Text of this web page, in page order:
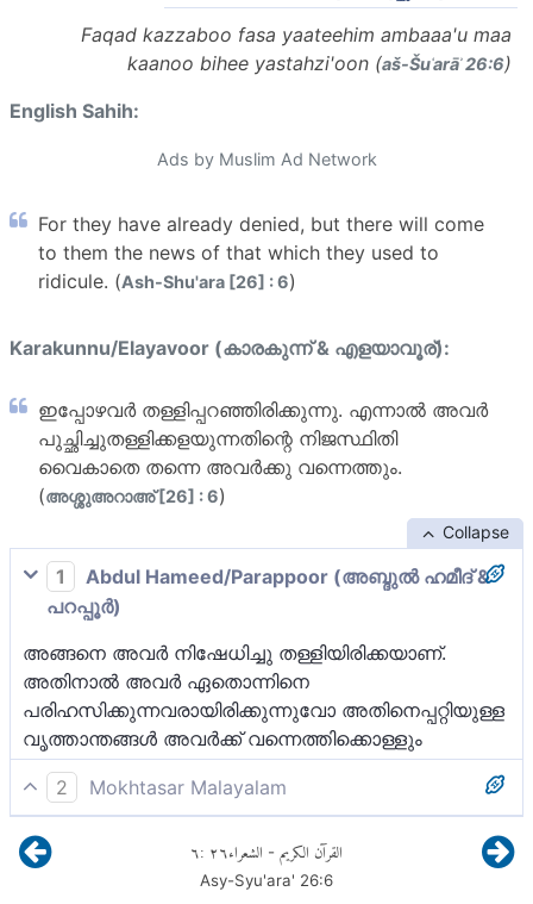
Faqad kazzaboo fasa yaateehim ambaaa'u maa
kaanoo bihee yastahzi'oon (aš-Šuʿarāʾ 26:6)
English Sahih:
Ads by Muslim Ad Network
For they have already denied, but there will come
to them the news of that which they used to
ridicule. (Ash-Shu'ara [26] : 6)
Karakunnu/Elayavoor (കാരകുന്ന് & എളയാവൂര്):
ഇപ്പോഴവര്‍ തള്ളിപ്പറഞ്ഞിരിക്കുന്നു. എന്നാല്‍ അവര്‍
പുച്ഛിച്ചുതള്ളിക്കളയുന്നതിന്റെ നിജസ്ഥിതി
വൈകാതെ തന്നെ അവര്‍ക്കു വന്നെത്തും.
(അശ്ശുഅറാഅ് [26] : 6)
Collapse
1
Abdul Hameed/Parappoor (അബ്ദുല്‍ ഹമീദ് &
പറപ്പൂര്‍)
അങ്ങനെ അവര്‍ നിഷേധിച്ചു തള്ളിയിരിക്കയാണ്.
അതിനാല്‍ അവര്‍ ഏതൊന്നിനെ
പരിഹസിക്കുന്നവരായിരിക്കുന്നുവോ അതിനെപ്പറ്റിയുള്ള
വൃത്താന്തങ്ങള്‍ അവര്‍ക്ക് വന്നെത്തിക്കൊള്ളും
2
Mokhtasar Malayalam
അവരുടെ റസൂൽ അവർക്ക് കൊണ്ടു വന്നു
നൽകിയതിനെ അവർ കളവാക്കി. എന്നാൽ അവർ
പരിഹസിച്ചതെന്തോ; അത് യാഥാർഥ്യമായി അവർക്ക്
القرآن الكريم - الشعراء٢٦:٦
Asy-Syu'ara' 26:6